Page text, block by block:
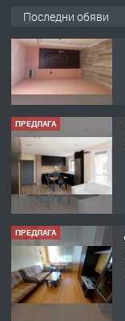
Последни обяви
ПРЕДЛАГА
ПРЕДЛАГА
ПРЕДЛАГА